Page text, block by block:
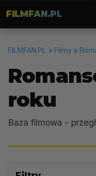
FILMFAN.PL
FILMFAN.PL » Filmy »
roku
Baza filmowa -